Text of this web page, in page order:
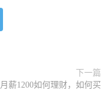
下一篇
月薪1200如何理财，如何买